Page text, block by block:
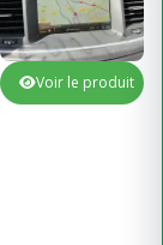
Voir le produit